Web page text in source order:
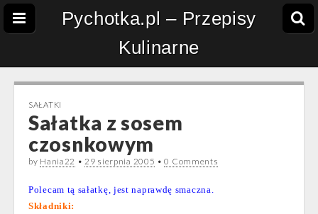
Pychotka.pl – Przepisy
Kulinarne
SAŁATKI
Sałatka z sosem
czosnkowym
by Hania22 •29 sierpnia 2005 •0 Comments
Polecam tą sałatkę, jest naprawdę smaczna.
Składniki: